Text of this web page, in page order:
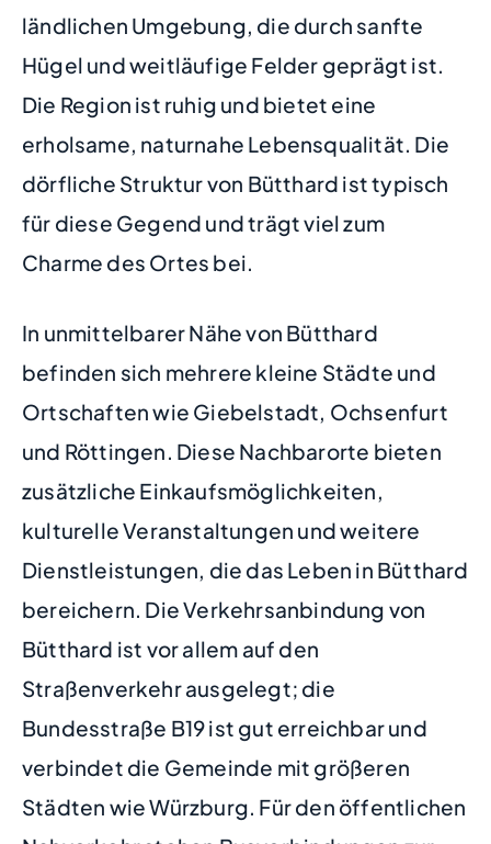
ländlichen Umgebung, die durch sanfte
Hügel und weitläufige Felder geprägt ist.
Die Region ist ruhig und bietet eine
erholsame, naturnahe Lebensqualität. Die
dörfliche Struktur von Bütthard ist typisch
für diese Gegend und trägt viel zum
Charme des Ortes bei.
In unmittelbarer Nähe von Bütthard
befinden sich mehrere kleine Städte und
Ortschaften wie Giebelstadt, Ochsenfurt
und Röttingen. Diese Nachbarorte bieten
zusätzliche Einkaufsmöglichkeiten,
kulturelle Veranstaltungen und weitere
Dienstleistungen, die das Leben in Bütthard
bereichern. Die Verkehrsanbindung von
Bütthard ist vor allem auf den
Straßenverkehr ausgelegt; die
Bundesstraße B19 ist gut erreichbar und
verbindet die Gemeinde mit größeren
Städten wie Würzburg. Für den öffentlichen